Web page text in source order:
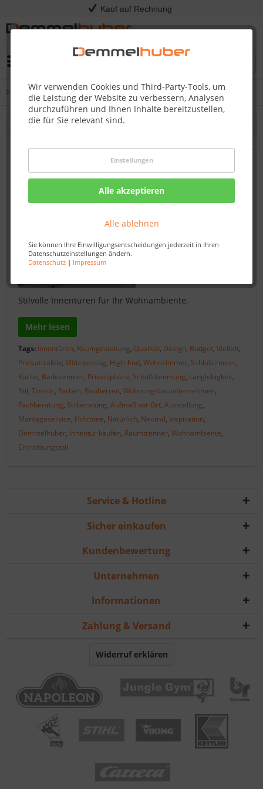
Kauf auf Rechnung
Wir verwenden Cookies und Third-Party-Tools, um
die Leistung der Website zu verbessern, Analysen
durchzuführen und Ihnen Inhalte bereitzustellen,
die für Sie relevant sind.
Einstellungen
Alle akzeptieren
Alle ablehnen
Sie können Ihre Einwilligungsentscheidungen jederzeit in Ihren
Datenschutzeinstellungen ändern.
Datenschutz| Impressum
News
Filtern
Innentüren kaufen: Qualität und Design
für jedes Budget - Demmelhuber
Von: Nadine Wagner
Stilvolle Innentüren für Ihr Wohnambiente.
Mehr lesen
Tags: Innentüren, Raumgestaltung, Qualität, Design, Budget, Vielfalt,
Preisattraktiv, Mittelpreisig, High-End, Wohnzimmer, Schlafzimmer,
Küche, Badezimmer, Privatsphäre, Schalldämmung, Langlebigkeit,
Stil, Trends, Farben, Bauherren, Wohnungsbauunternehmen,
Fachberatung, Stilberatung, Aufmaß vor Ort, Ausstellung,
Montageservice, Holztöne, Natürlich, Neutral, Inspiration,
Demmelhuber, Innentür kaufen, Raumtrenner, Wohnambiente,
Einrichtungsstil
Service & Hotline
Sicher einkaufen
Kundenbewertung
Unternehmen
Informationen
Zahlung & Versand
Widerruf erklären